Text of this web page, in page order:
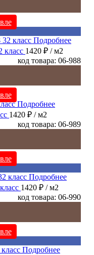
Подробнее
класс 1420 ₽ / м2
код товара: 06-988
Подробнее
1420 ₽ / м2
код товара: 06-989
Подробнее
1420 ₽ / м2
код товара: 06-990
Подробнее